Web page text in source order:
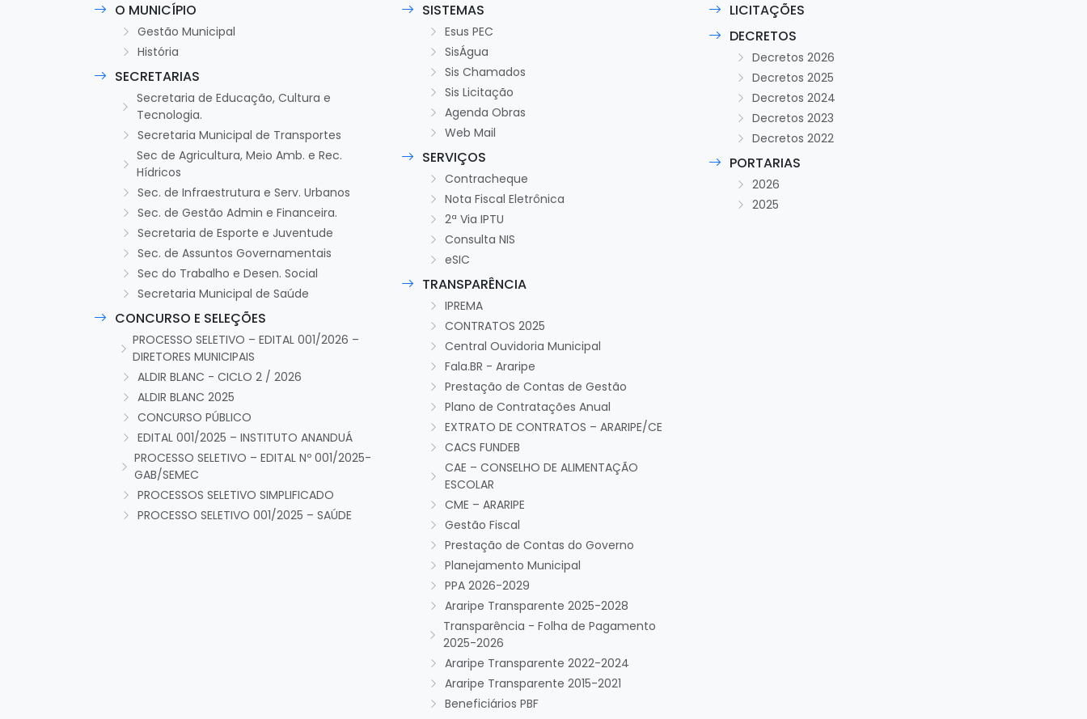
O MUNICÍPIO
Gestão Municipal
História
SECRETARIAS
Secretaria de Educação, Cultura e
Tecnologia.
Secretaria Municipal de Transportes
Sec de Agricultura, Meio Amb. e Rec.
Hídricos
Sec. de Infraestrutura e Serv. Urbanos
Sec. de Gestão Admin e Financeira.
Secretaria de Esporte e Juventude
Sec. de Assuntos Governamentais
Sec do Trabalho e Desen. Social
Secretaria Municipal de Saúde
CONCURSO E SELEÇÕES
PROCESSO SELETIVO – EDITAL 001/2026 –
DIRETORES MUNICIPAIS
ALDIR BLANC - CICLO 2 / 2026
ALDIR BLANC 2025
CONCURSO PÚBLICO
EDITAL 001/2025 – INSTITUTO ANANDUÁ
PROCESSO SELETIVO – EDITAL Nº 001/2025-
GAB/SEMEC
PROCESSOS SELETIVO SIMPLIFICADO
PROCESSO SELETIVO 001/2025 – SAÚDE
SISTEMAS
Esus PEC
SisÁgua
Sis Chamados
Sis Licitação
Agenda Obras
Web Mail
SERVIÇOS
Contracheque
Nota Fiscal Eletrônica
2ª Via IPTU
Consulta NIS
eSIC
TRANSPARÊNCIA
IPREMA
CONTRATOS 2025
Central Ouvidoria Municipal
Fala.BR - Araripe
Prestação de Contas de Gestão
Plano de Contratações Anual
EXTRATO DE CONTRATOS – ARARIPE/CE
CACS FUNDEB
CAE – CONSELHO DE ALIMENTAÇÃO
ESCOLAR
CME – ARARIPE
Gestão Fiscal
Prestação de Contas do Governo
Planejamento Municipal
PPA 2026-2029
Araripe Transparente 2025-2028
Transparência - Folha de Pagamento
2025-2026
Araripe Transparente 2022-2024
Araripe Transparente 2015-2021
Beneficiários PBF
LICITAÇÕES
DECRETOS
Decretos 2026
Decretos 2025
Decretos 2024
Decretos 2023
Decretos 2022
PORTARIAS
2026
2025